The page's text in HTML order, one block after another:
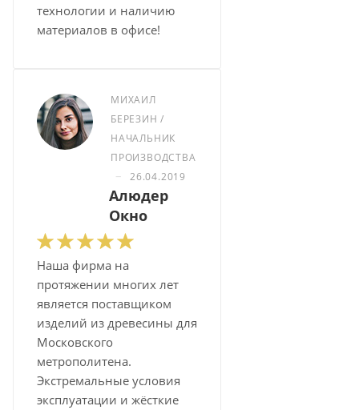
технологии и наличию
материалов в офисе!
МИХАИЛ
БЕРЕЗИН /
НАЧАЛЬНИК
ПРОИЗВОДСТВА
– 26.04.2019
Алюдер
Окно
Наша фирма на
протяжении многих лет
является поставщиком
изделий из древесины для
Московского
метрополитена.
Экстремальные условия
эксплуатации и жёсткие